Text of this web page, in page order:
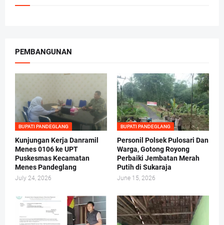
PEMBANGUNAN
BUPATI PANDEGLANG
Kunjungan Kerja Danramil
Menes 0106 ke UPT
Puskesmas Kecamatan
Menes Pandeglang
July 24, 2026
BUPATI PANDEGLANG
Personil Polsek Pulosari Dan
Warga, Gotong Royong
Perbaiki Jembatan Merah
Putih di Sukaraja
June 15, 2026